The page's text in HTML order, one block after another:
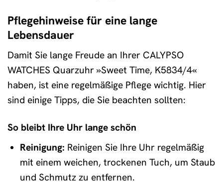
Pflegehinweise für eine lange
Lebensdauer
Damit Sie lange Freude an Ihrer CALYPSO
WATCHES Quarzuhr »Sweet Time, K5834/4«
haben, ist eine regelmäßige Pflege wichtig. Hier
sind einige Tipps, die Sie beachten sollten:
So bleibt Ihre Uhr lange schön
Reinigung: Reinigen Sie Ihre Uhr regelmäßig
mit einem weichen, trockenen Tuch, um Staub
und Schmutz zu entfernen.